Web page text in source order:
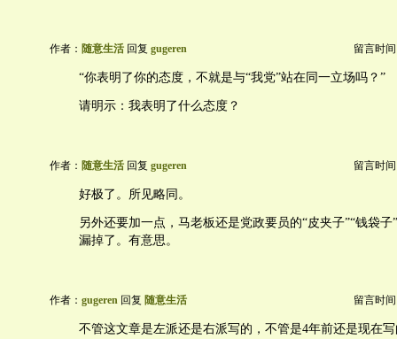
作者： 随意生活 回复 gugeren 留言时间
“你表明了你的态度，不就是与“我党”站在同一立场吗？”
请明示：我表明了什么态度？
作者： 随意生活 回复 gugeren 留言时间
好极了。所见略同。
另外还要加一点，马老板还是党政要员的“皮夹子”“钱袋
漏掉了。有意思。
作者： gugeren 回复 随意生活 留言时间
不管这文章是左派还是右派写的，不管是4年前还是现在